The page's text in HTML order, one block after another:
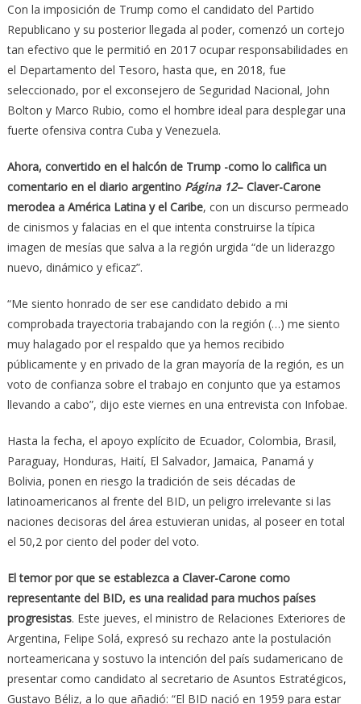
Con la imposición de Trump como el candidato del Partido
Republicano y su posterior llegada al poder, comenzó un cortejo
tan efectivo que le permitió en 2017 ocupar responsabilidades en
el Departamento del Tesoro, hasta que, en 2018, fue
seleccionado, por el exconsejero de Seguridad Nacional, John
Bolton y Marco Rubio, como el hombre ideal para desplegar una
fuerte ofensiva contra Cuba y Venezuela.
Ahora, convertido en el halcón de Trump -como lo califica un
comentario en el diario argentino Página 12– Claver-Carone
merodea a América Latina y el Caribe, con un discurso permeado
de cinismos y falacias en el que intenta construirse la típica
imagen de mesías que salva a la región urgida “de un liderazgo
nuevo, dinámico y eficaz”.
“Me siento honrado de ser ese candidato debido a mi
comprobada trayectoria trabajando con la región (…) me siento
muy halagado por el respaldo que ya hemos recibido
públicamente y en privado de la gran mayoría de la región, es un
voto de confianza sobre el trabajo en conjunto que ya estamos
llevando a cabo”, dijo este viernes en una entrevista con Infobae.
Hasta la fecha, el apoyo explícito de Ecuador, Colombia, Brasil,
Paraguay, Honduras, Haití, El Salvador, Jamaica, Panamá y
Bolivia, ponen en riesgo la tradición de seis décadas de
latinoamericanos al frente del BID, un peligro irrelevante si las
naciones decisoras del área estuvieran unidas, al poseer en total
el 50,2 por ciento del poder del voto.
El temor por que se establezca a Claver-Carone como
representante del BID, es una realidad para muchos países
progresistas. Este jueves, el ministro de Relaciones Exteriores de
Argentina, Felipe Solá, expresó su rechazo ante la postulación
norteamericana y sostuvo la intención del país sudamericano de
presentar como candidato al secretario de Asuntos Estratégicos,
Gustavo Béliz, a lo que añadió: “El BID nació en 1959 para estar